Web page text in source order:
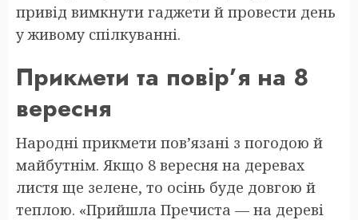
привід вимкнути гаджети й провести день
у живому спілкуванні.
Прикмети та повір’я на 8
вересня
Народні прикмети пов’язані з погодою й
майбутнім. Якщо 8 вересня на деревах
листя ще зелене, то осінь буде довгою й
теплою. «Прийшла Пречиста — на дереві